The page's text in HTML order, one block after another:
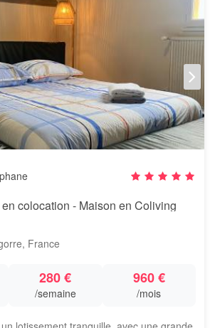
colocation - Maison en Coliving
France
280 €
/semaine
960 €
/mois